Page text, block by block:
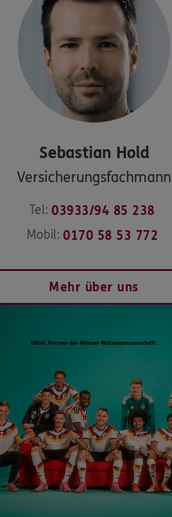
Sebastian Hold
Versicherungsfachmann
Tel: 03933/94 85 238
Mobil: 0170 58 53 772
Mehr über uns